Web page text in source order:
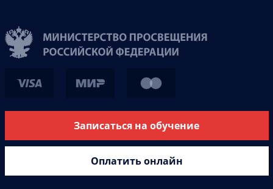
Записаться на обучение
Оплатить онлайн